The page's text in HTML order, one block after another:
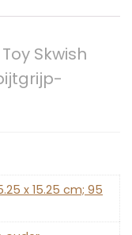
Skwish
x 15.25 cm; 95